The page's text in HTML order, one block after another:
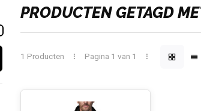
PRODUCTEN GETAGD
1 Producten Pagina 1 van 1